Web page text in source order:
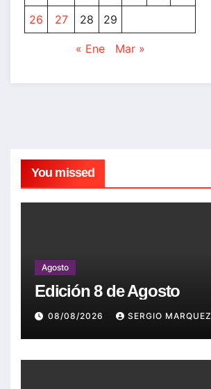
26
27 28 29
« Ene Mar »
You missed
Agosto
Edición 8 de Agosto
08/08/2026 SERGIO MARQUEZ